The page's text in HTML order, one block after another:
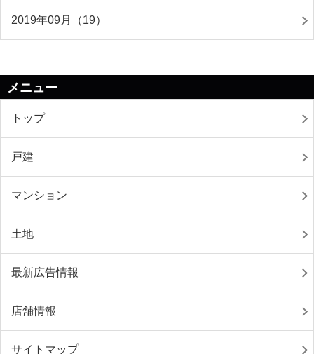
2019年09月（19）
メニュー
トップ
戸建
マンション
土地
最新広告情報
店舗情報
サイトマップ